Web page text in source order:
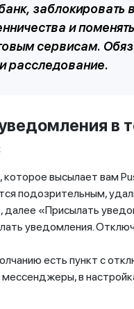
заблокировать
и
сервисам.
расследование.
в
высылает вам
подозрительным,
«Присылать
уведомления.
есть пункт с
в